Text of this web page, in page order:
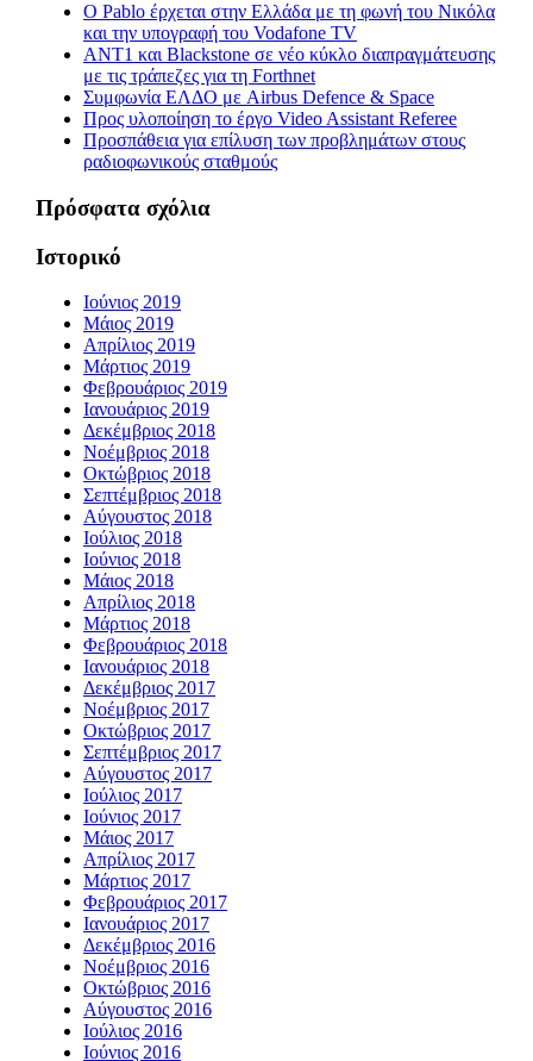
Ο Pablo έρχεται στην Ελλάδα με τη φωνή του Νικόλα
και την υπογραφή του Vodafone TV
ΑΝΤ1 και Blackstone σε νέο κύκλο διαπραγμάτευσης
με τις τράπεζες για τη Forthnet
Συμφωνία ΕΛΔΟ με Airbus Defence & Space
Προς υλοποίηση το έργο Video Assistant Referee
Προσπάθεια για επίλυση των προβλημάτων στους
ραδιοφωνικούς σταθμούς
Πρόσφατα σχόλια
Ιστορικό
Ιούνιος 2019
Μάιος 2019
Απρίλιος 2019
Μάρτιος 2019
Φεβρουάριος 2019
Ιανουάριος 2019
Δεκέμβριος 2018
Νοέμβριος 2018
Οκτώβριος 2018
Σεπτέμβριος 2018
Αύγουστος 2018
Ιούλιος 2018
Ιούνιος 2018
Μάιος 2018
Απρίλιος 2018
Μάρτιος 2018
Φεβρουάριος 2018
Ιανουάριος 2018
Δεκέμβριος 2017
Νοέμβριος 2017
Οκτώβριος 2017
Σεπτέμβριος 2017
Αύγουστος 2017
Ιούλιος 2017
Ιούνιος 2017
Μάιος 2017
Απρίλιος 2017
Μάρτιος 2017
Φεβρουάριος 2017
Ιανουάριος 2017
Δεκέμβριος 2016
Νοέμβριος 2016
Οκτώβριος 2016
Αύγουστος 2016
Ιούλιος 2016
Ιούνιος 2016